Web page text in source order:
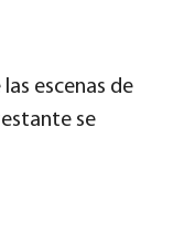
escenas de
se